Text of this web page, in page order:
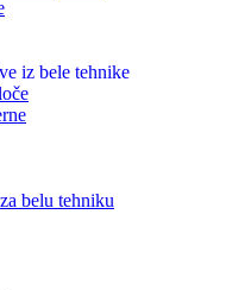
iz bele tehnike
belu tehniku